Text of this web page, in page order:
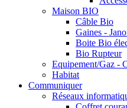
Maison BIO
Câble Bio
Gaines -
Boite Bio
Bio Rupteur
Equipement/Gaz -
Habitat
Communiquer
Réseaux